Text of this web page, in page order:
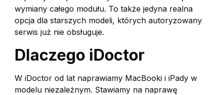
wymiany całego modułu. To także jedyna realna
opcja dla starszych modeli, których autoryzowany
serwis już nie obsługuje.
Dlaczego iDoctor
W iDoctor od lat naprawiamy MacBooki i iPady w
modelu niezależnym. Stawiamy na naprawę